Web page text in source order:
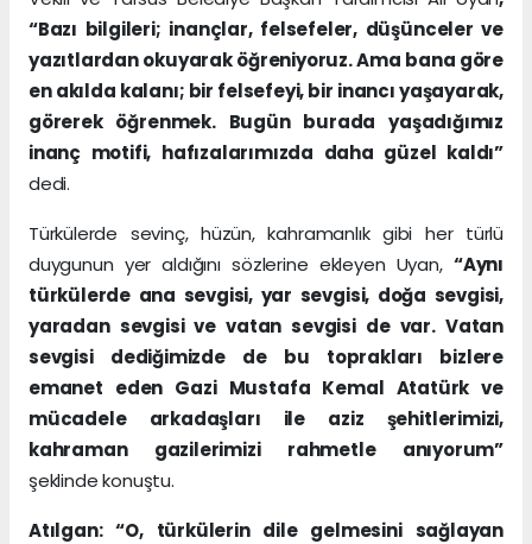
“Bazı bilgileri; inançlar, felsefeler, düşünceler ve
yazıtlardan okuyarak öğreniyoruz. Ama bana göre
en akılda kalanı; bir felsefeyi, bir inancı yaşayarak,
görerek öğrenmek. Bugün burada yaşadığımız
inanç motifi, hafızalarımızda daha güzel kaldı”
dedi.
Türkülerde sevinç, hüzün, kahramanlık gibi her türlü
duygunun yer aldığını sözlerine ekleyen Uyan, “Aynı
türkülerde ana sevgisi, yar sevgisi, doğa sevgisi,
yaradan sevgisi ve vatan sevgisi de var. Vatan
sevgisi dediğimizde de bu toprakları bizlere
emanet eden Gazi Mustafa Kemal Atatürk ve
mücadele arkadaşları ile aziz şehitlerimizi,
kahraman gazilerimizi rahmetle anıyorum”
şeklinde konuştu.
Atılgan: “O, türkülerin dile gelmesini sağlayan